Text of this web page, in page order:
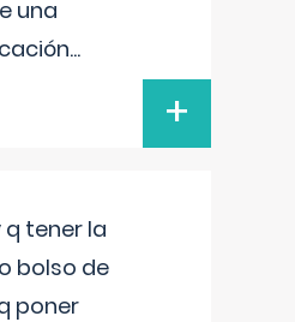
una
...
+
tener la
bolso de
poner